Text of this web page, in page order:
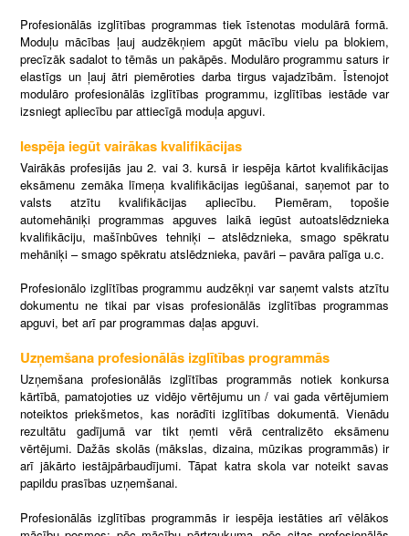
Profesionālās izglītības programmas tiek īstenotas modulārā formā.
Moduļu mācības ļauj audzēkņiem apgūt mācību vielu pa blokiem,
precīzāk sadalot to tēmās un pakāpēs. Modulāro programmu saturs ir
elastīgs un ļauj ātri piemēroties darba tirgus vajadzībām. Īstenojot
modulāro profesionālās izglītības programmu, izglītības iestāde var
izsniegt apliecību par attiecīgā moduļa apguvi.
Iespēja iegūt vairākas kvalifikācijas
Vairākās profesijās jau 2. vai 3. kursā ir iespēja kārtot kvalifikācijas
eksāmenu zemāka līmeņa kvalifikācijas iegūšanai, saņemot par to
valsts atzītu kvalifikācijas apliecību. Piemēram, topošie
automehāniķi programmas apguves laikā iegūst autoatslēdznieka
kvalifikāciju, mašīnbūves tehniķi – atslēdznieka, smago spēkratu
mehāniķi – smago spēkratu atslēdznieka, pavāri – pavāra palīga u.c.
Profesionālo izglītības programmu audzēkņi var saņemt valsts atzītu
dokumentu ne tikai par visas profesionālās izglītības programmas
apguvi, bet arī par programmas daļas apguvi.
Uzņemšana profesionālās izglītības programmās
Uzņemšana profesionālās izglītības programmās notiek konkursa
kārtībā, pamatojoties uz vidējo vērtējumu un / vai gada vērtējumiem
noteiktos priekšmetos, kas norādīti izglītības dokumentā. Vienādu
rezultātu gadījumā var tikt ņemti vērā centralizēto eksāmenu
vērtējumi. Dažās skolās (mākslas, dizaina, mūzikas programmās) ir
arī jākārto iestājpārbaudījumi. Tāpat katra skola var noteikt savas
papildu prasības uzņemšanai.
Profesionālās izglītības programmās ir iespēja iestāties arī vēlākos